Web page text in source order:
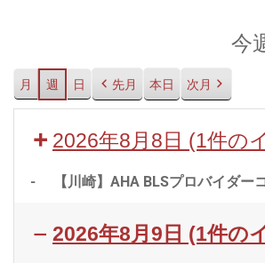
今
月 週 日 先月 本日 次月
2026年8月8日 (1件の
- 【川崎】AHA BLSプロバイダー
2026年8月9日 (1件の